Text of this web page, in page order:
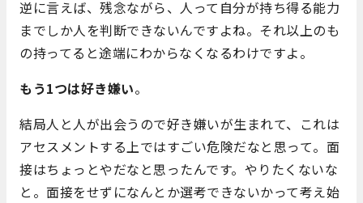
逆に言えば、残念ながら、人って自分が持ち得る能力
までしか人を判断できないんですよね。それ以上のも
の持ってると途端にわからなくなるわけですよ。
もう1つは好き嫌い。
結局人と人が出会うので好き嫌いが生まれて、これは
アセスメントする上ではすごい危険だなと思って。面
接はちょっとやだなと思ったんです。やりたくないな
と。面接をせずになんとか選考できないかって考え始